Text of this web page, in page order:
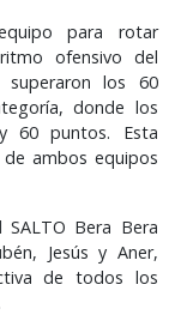
para rotar
ofensivo del
los 60
donde los
60 puntos. Esta
ambos equipos
Bera Bera
Jesús y Aner,
de todos los